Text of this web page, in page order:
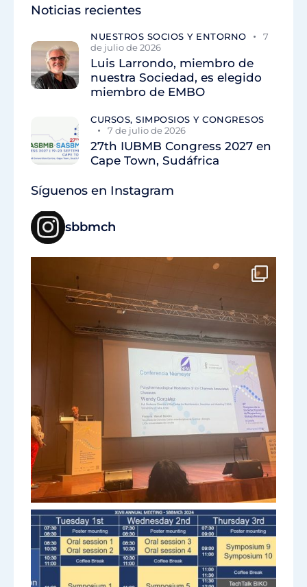
Noticias recientes
NUESTROS SOCIOS Y ENTORNO
7
de julio de 2026
Luis Larrondo, miembro de
nuestra Sociedad, es elegido
miembro de EMBO
CURSOS, SIMPOSIOS Y CONGRESOS
7 de julio de 2026
27th IUBMB Congress 2027 en
Cape Town, Sudáfrica
Síguenos en Instagram
sbbmch